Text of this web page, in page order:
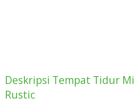
Deskripsi Tempat Tidur
Rustic